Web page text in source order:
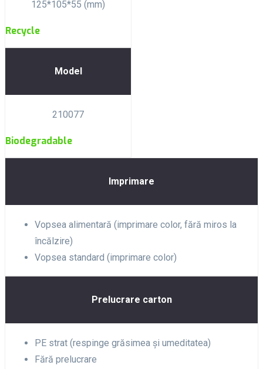
125*105*55 (mm)
Recycle
Model
210077
Biodegradable
Imprimare
Vopsea alimentară (imprimare color, fără miros la
încălzire)
Vopsea standard (imprimare color)
Prelucrare carton
PE strat (respinge grăsimea și umeditatea)
Fără prelucrare